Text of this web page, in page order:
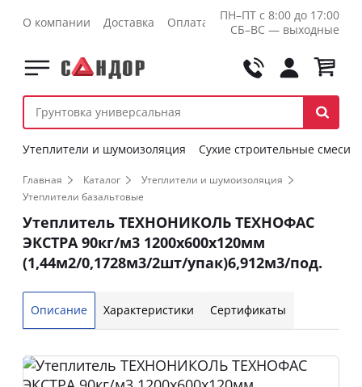
О компании Доставка Оплата Контакты Оптовикам
ПН–ПТ с 8:00 до 17:00
СБ–ВС — выходные
Утеплители и шумоизоляция Сухие строительные смеси
Главная Каталог
Утеплители и шумоизоляция
Утеплители базальтовые
Утеплитель ТЕХНОНИКОЛЬ ТЕХНОФАС
ЭКСТРА 90кг/м3 1200х600х120мм
(1,44м2/0,1728м3/2шт/упак)6,912м3/под.
Описание Характеристики Сертификаты